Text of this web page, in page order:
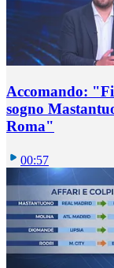
Accomando:
sogno
Roma"
00:57